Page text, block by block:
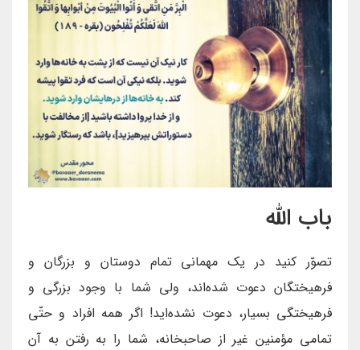
باب الله
تصوّر کنید در یک مهمانی تمام دوستان و بزرگان و
فرهیختگان دعوت شده‌اند، ولی شما با وجود بزرگی و
فرهیختگی بسیار، دعوت نشده‌اید! اگر همه افراد و حتّی
تمامی مؤمنین غیر از صاحبخانه، شما را به رفتن به آن